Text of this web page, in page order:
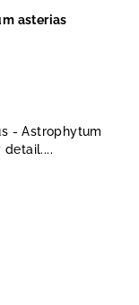
asterias
- Astrophytum
detail....